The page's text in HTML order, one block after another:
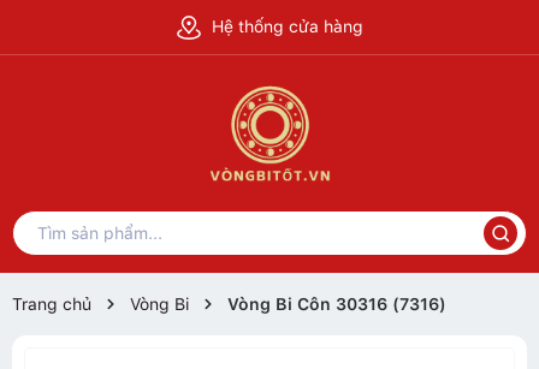
Hệ thống cửa hàng
Trang chủ Vòng Bi Vòng Bi Côn 30316 (7316)